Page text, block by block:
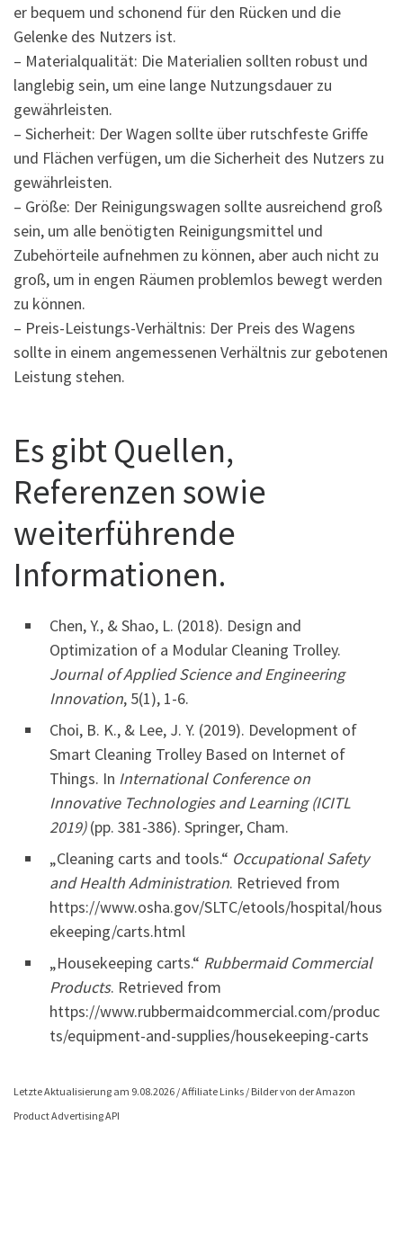
er bequem und schonend für den Rücken und die
Gelenke des Nutzers ist.
– Materialqualität: Die Materialien sollten robust und
langlebig sein, um eine lange Nutzungsdauer zu
gewährleisten.
– Sicherheit: Der Wagen sollte über rutschfeste Griffe
und Flächen verfügen, um die Sicherheit des Nutzers zu
gewährleisten.
– Größe: Der Reinigungswagen sollte ausreichend groß
sein, um alle benötigten Reinigungsmittel und
Zubehörteile aufnehmen zu können, aber auch nicht zu
groß, um in engen Räumen problemlos bewegt werden
zu können.
– Preis-Leistungs-Verhältnis: Der Preis des Wagens
sollte in einem angemessenen Verhältnis zur gebotenen
Leistung stehen.
Es gibt Quellen,
Referenzen sowie
weiterführende
Informationen.
Chen, Y., & Shao, L. (2018). Design and
Optimization of a Modular Cleaning Trolley.
Journal of Applied Science and Engineering
Innovation, 5(1), 1-6.
Choi, B. K., & Lee, J. Y. (2019). Development of
Smart Cleaning Trolley Based on Internet of
Things. In International Conference on
Innovative Technologies and Learning (ICITL
2019)(pp. 381-386). Springer, Cham.
„Cleaning carts and tools.“ Occupational Safety
and Health Administration. Retrieved from
https://www.osha.gov/SLTC/etools/hospital/hous
ekeeping/carts.html
„Housekeeping carts.“ Rubbermaid Commercial
Products. Retrieved from
https://www.rubbermaidcommercial.com/produc
ts/equipment-and-supplies/housekeeping-carts
Letzte Aktualisierung am 9.08.2026 / Affiliate Links / Bilder von der Amazon
Product Advertising API